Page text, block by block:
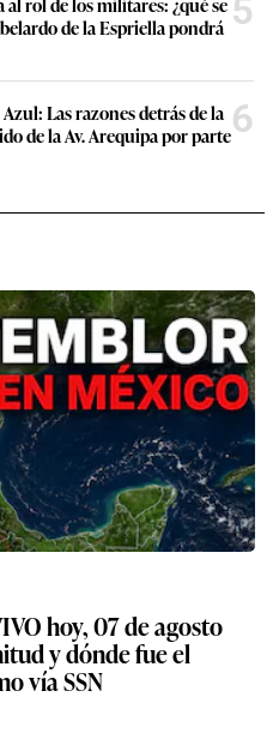
de la Espriella pondrá 5
Las razones detrás de la
de la Av. Arequipa por parte6
hoy, 07 de agosto
y dónde fue el
vía SSN